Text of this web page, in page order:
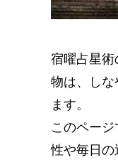
宿曜占星術
物は、しな
ます。
このペー
性や毎日